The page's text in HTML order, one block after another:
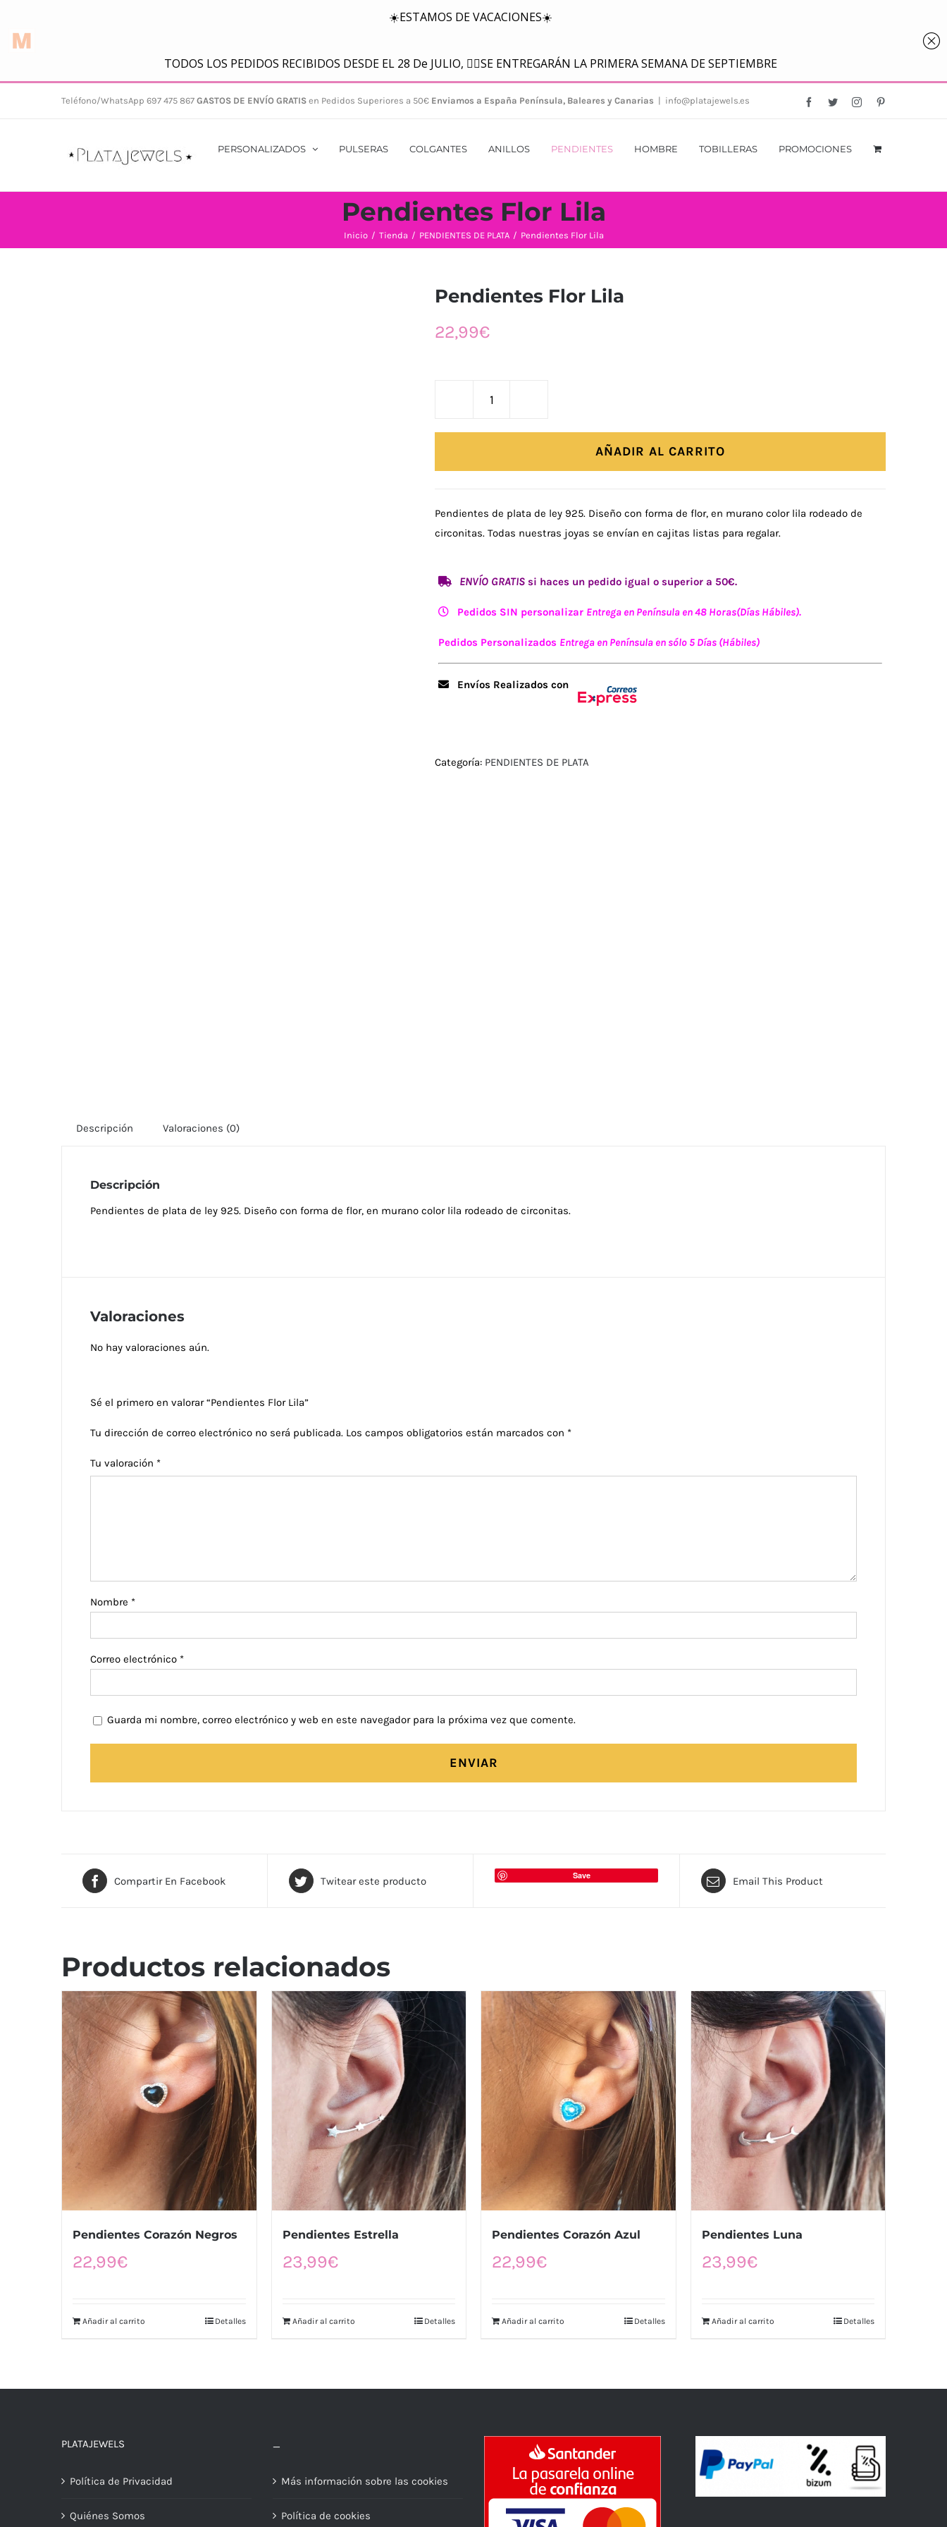
Teléfono/WhatsApp 697 475 867 GASTOS DE ENVÍO GRATIS en Pedidos Superiores a 50€ Enviamos a España Península, Baleares y Canarias info@platajewels.es FacebookTwitterInstagram
PERSONALIZADOS PULSERAS COLGANTES ANILLOS PENDIENTES HOMBRE TOBILLERAS PROMOCIONES
Pendientes Flor Lila
Inicio / Tienda / PENDIENTES DE PLATA / Pendientes Flor Lila
Pendientes Flor Lila
22,99€
Pendientes
AÑADIR AL CARRITO
Pendientes de plata de ley 925. Diseño con forma de flor, en murano color lila rodeado de
circonitas. Todas nuestras joyas se envían en cajitas listas para regalar.
ENVÍO GRATIS si haces un pedido igual o superior a 50€.
Pedidos SIN personalizar Entrega en Península en 48 Horas(Días Hábiles).
Pedidos Personalizados Entrega en Península en sólo 5 Días (Hábiles)
Envíos Realizados con
Categoría: PENDIENTES DE PLATA
Descripción Valoraciones (0)
Descripción
Pendientes de plata de ley 925. Diseño con forma de flor, en murano color lila rodeado de circonitas.
Valoraciones
No hay valoraciones aún.
Sé el primero en valorar “Pendientes Flor Lila”
Tu dirección de correo electrónico no será publicada. Los campos obligatorios están marcados con *
Tu valoración *
Nombre *
Correo electrónico *
Guarda mi nombre, correo electrónico y web en este navegador para la próxima vez que comente.
Compartir En Facebook Twitear este producto Save Email This Product
Productos relacionados
Pendientes Corazón Negros
22,99€
Añadir al carrito Detalles
Pendientes Estrella
23,99€
Añadir al carrito Detalles
Pendientes Corazón Azul
22,99€
Añadir al carrito Detalles
Pendientes Luna
23,99€
Añadir al carrito Detalles
PLATAJEWELS
Política de Privacidad
Quiénes Somos
_
Más información sobre las cookies
Política de cookies